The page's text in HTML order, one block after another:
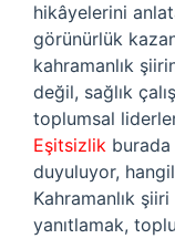
hikâyelerini
görünürlük
kahramanlık
değil, sağlık
toplumsal
Eşitsizlik
duyuluyor,
Kahramanlık
yanıtlamak,